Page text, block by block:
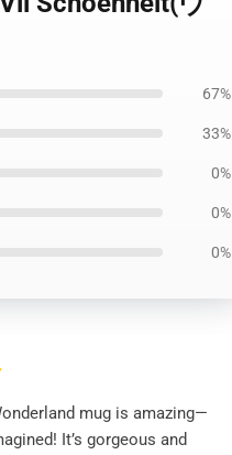
67%
33%
0%
0%
0%
mug is amazing—
It’s gorgeous and